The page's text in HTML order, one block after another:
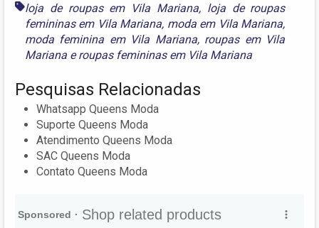
loja de roupas em Vila Mariana, loja de roupas
femininas em Vila Mariana, moda em Vila Mariana,
moda feminina em Vila Mariana, roupas em Vila
Mariana eroupas femininas em Vila Mariana
Pesquisas Relacionadas
Whatsapp Queens Moda
Suporte Queens Moda
Atendimento Queens Moda
SAC Queens Moda
Contato Queens Moda